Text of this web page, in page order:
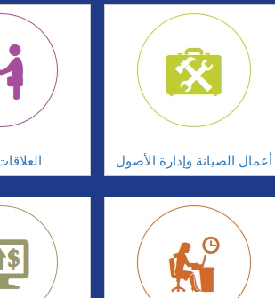
أعمال الصيانة وإدارة الأصول